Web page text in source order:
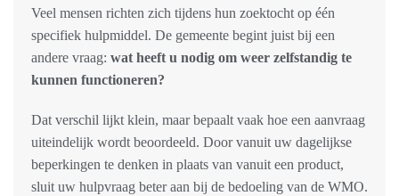
Veel mensen richten zich tijdens hun zoektocht op één
specifiek hulpmiddel. De gemeente begint juist bij een
andere vraag: wat heeft u nodig om weer zelfstandig te
kunnen functioneren?
Dat verschil lijkt klein, maar bepaalt vaak hoe een aanvraag
uiteindelijk wordt beoordeeld. Door vanuit uw dagelijkse
beperkingen te denken in plaats van vanuit een product,
sluit uw hulpvraag beter aan bij de bedoeling van de WMO.